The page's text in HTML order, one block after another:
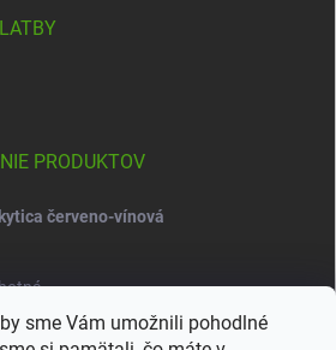
sme Vám umožnili pohodlné
PRODUKTOV
červeno-vínová